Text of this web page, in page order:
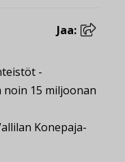
Jaa:
-
15 miljoonan
Konepaja-